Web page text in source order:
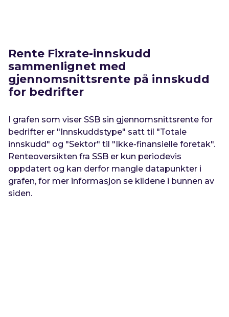
Rente Fixrate-innskudd
sammenlignet med
gjennomsnittsrente på innskudd
for bedrifter
I grafen som viser SSB sin gjennomsnittsrente for
bedrifter er "Innskuddstype" satt til "Totale
innskudd" og "Sektor" til "Ikke-finansielle foretak".
Renteoversikten fra SSB er kun periodevis
oppdatert og kan derfor mangle datapunkter i
grafen, for mer informasjon se kildene i bunnen av
siden.